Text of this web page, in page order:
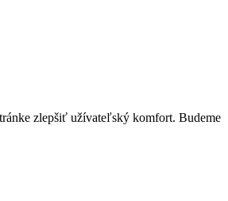
zlepšiť užívateľský komfort. Budeme